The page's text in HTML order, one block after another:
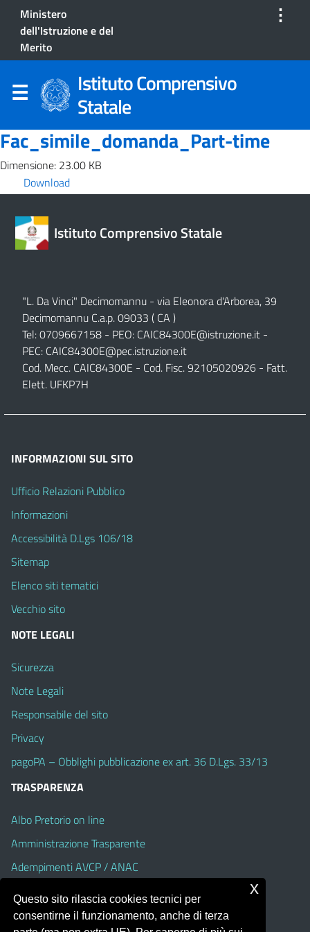
Ministero
dell'Istruzione e del
Merito
⋮
Istituto Comprensivo
Statale
Fac_simile_domanda_Part-time
Dimensione: 23.00 KB
Download
Istituto Comprensivo Statale
"L. Da Vinci" Decimomannu - via Eleonora d'Arborea, 39
Decimomannu C.a.p. 09033 ( CA )
Tel: 0709667158 - PEO: CAIC84300E@istruzione.it -
PEC: CAIC84300E@pec.istruzione.it
Cod. Mecc. CAIC84300E - Cod. Fisc. 92105020926 - Fatt.
Elett. UFKP7H
INFORMAZIONI SUL SITO
Ufficio Relazioni Pubblico
Informazioni
Accessibilità D.Lgs 106/18
Sitemap
Elenco siti tematici
Vecchio sito
NOTE LEGALI
Sicurezza
Note Legali
Responsabile del sito
Privacy
pagoPA – Obblighi pubblicazione ex art. 36 D.Lgs. 33/13
TRASPARENZA
Albo Pretorio on line
Amministrazione Trasparente
Adempimenti AVCP / ANAC
Dichiarazione di accessibilità
Questo sito rilascia cookies tecnici per
consentirne il funzionamento, anche di terza
x